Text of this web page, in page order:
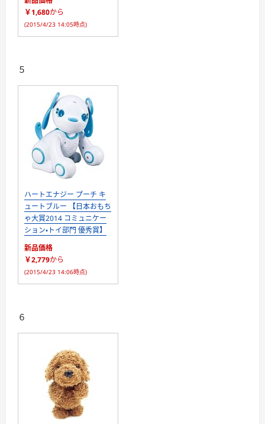
￥1,680から
(2015/4/23 14:05時点)
５
ハートエナジー プーチ キ
ュートブルー 【日本おもち
ゃ大賞2014 コミュニケー
ション・トイ部門 優秀賞】
新品価格
￥2,779から
(2015/4/23 14:06時点)
６